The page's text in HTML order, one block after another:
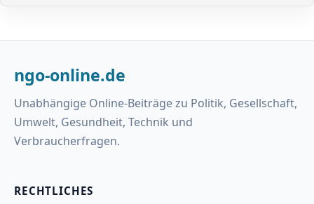
ngo-online.de
Unabhängige Online-Beiträge zu Politik, Gesellschaft,
Umwelt, Gesundheit, Technik und
Verbraucherfragen.
RECHTLICHES